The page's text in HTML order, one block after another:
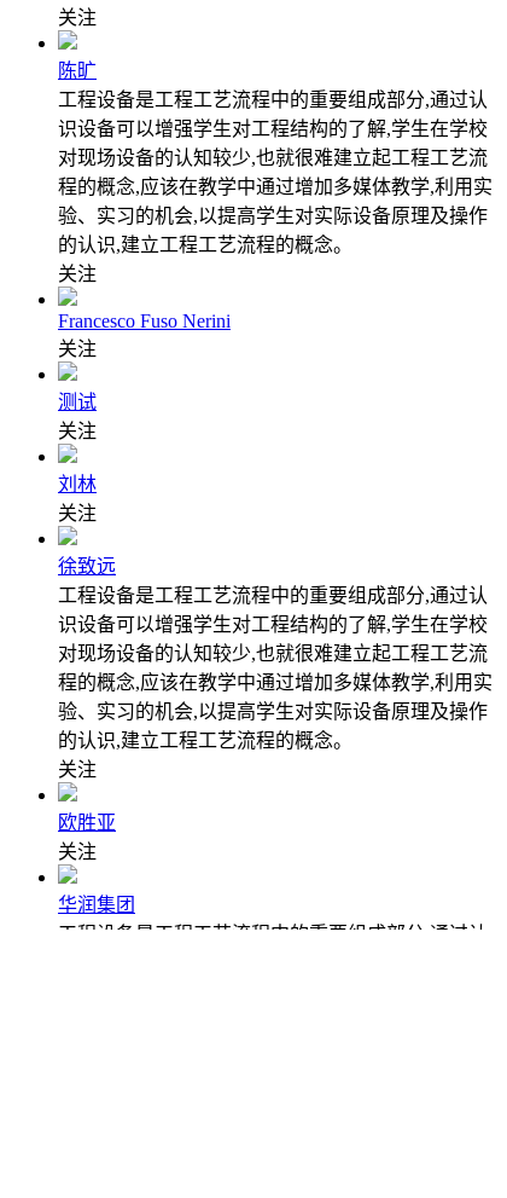
关注
陈旷
工程设备是工程工艺流程中的重要组成部分,通过认
识设备可以增强学生对工程结构的了解,学生在学校
对现场设备的认知较少,也就很难建立起工程工艺流
程的概念,应该在教学中通过增加多媒体教学,利用实
验、实习的机会,以提高学生对实际设备原理及操作
的认识,建立工程工艺流程的概念。
关注
Francesco Fuso Nerini
关注
测试
关注
刘林
关注
徐致远
工程设备是工程工艺流程中的重要组成部分,通过认
识设备可以增强学生对工程结构的了解,学生在学校
对现场设备的认知较少,也就很难建立起工程工艺流
程的概念,应该在教学中通过增加多媒体教学,利用实
验、实习的机会,以提高学生对实际设备原理及操作
的认识,建立工程工艺流程的概念。
关注
欧胜亚
关注
华润集团
工程设备是工程工艺流程中的重要组成部分,通过认